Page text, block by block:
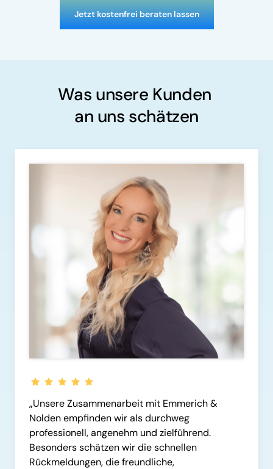
Jetzt kostenfrei beraten lassen
Was unsere Kunden
an uns schätzen
„Unsere Zusammenarbeit mit Emmerich &
Nolden empfinden wir als durchweg
professionell, angenehm und zielführend.
Besonders schätzen wir die schnellen
Rückmeldungen, die freundliche,